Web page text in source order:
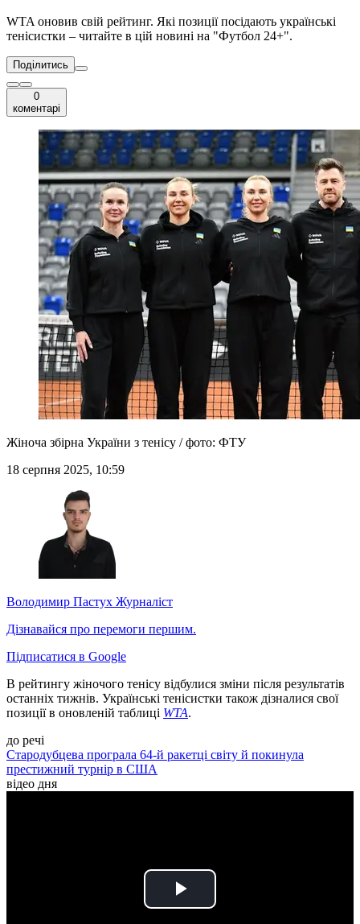
WTA оновив свій рейтинг. Які позиції посідають українські
тенісистки – читайте в цій новині на "Футбол 24+".
Поділитись
0
коментарі
Жіноча збірна України з тенісу / фото: ФТУ
18 серпня 2025, 10:59
Володимир Пастух Журналіст
Дізнавайся про перемоги першим.
Підписатися в Google
В рейтингу жіночого тенісу відбулися зміни після результатів
останніх тижнів. Українські тенісистки також дізналися свої
позиції в оновленій таблиці WTA.
до речі
Стародубцева програла 64-й ракетці світу й покинула
престижний турнір в США
відео дня
Play